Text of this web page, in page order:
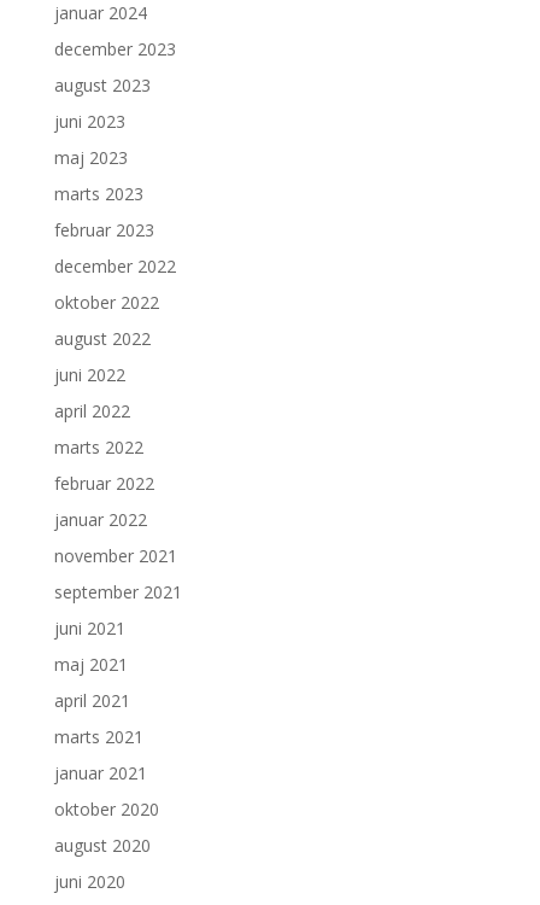
januar 2024
december 2023
august 2023
juni 2023
maj 2023
marts 2023
februar 2023
december 2022
oktober 2022
august 2022
juni 2022
april 2022
marts 2022
februar 2022
januar 2022
november 2021
september 2021
juni 2021
maj 2021
april 2021
marts 2021
januar 2021
oktober 2020
august 2020
juni 2020